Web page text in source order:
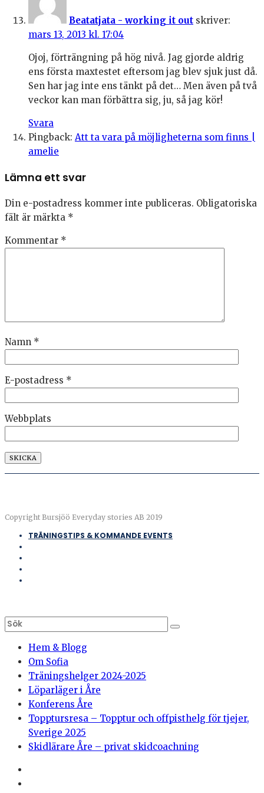
Beatatjata - working it out skriver:
mars 13, 2013 kl. 17:04
Ojoj, förträngning på hög nivå. Jag gjorde aldrig
ens första maxtestet eftersom jag blev sjuk just då.
Sen har jag inte ens tänkt på det… Men även på två
veckor kan man förbättra sig, ju, så jag kör!
Svara
Pingback: Att ta vara på möjligheterna som finns |
amelie
Lämna ett svar
Din e-postadress kommer inte publiceras. Obligatoriska
fält är märkta *
Kommentar *
Namn *
E-postadress *
Webbplats
Copyright Bursjöö Everyday stories AB 2019
TRÄNINGSTIPS & KOMMANDE EVENTS
Hem & Blogg
Om Sofia
Träningshelger 2024-2025
Löparläger i Åre
Konferens Åre
Topptursresa – Topptur och offpisthelg för tjejer,
Sverige 2025
Skidlärare Åre – privat skidcoachning